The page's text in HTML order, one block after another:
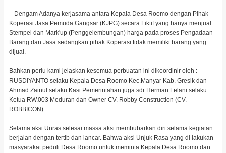
- Dengam Adanya kerjasama antara Kepala Desa Roomo dengan Pihak
Koperasi Jasa Pemuda Gangsar (KJPG) secara Fiktif yang hanya menjual
Stempel dan Mark'up (Penggelembungan) harga pada proses Pengadaan
Barang dan Jasa sedangkan pihak Koperasi tidak memiliki barang yang
dijual.
Bahkan perlu kami jelaskan kesemua perbuatan ini dikoordinir oleh : -
RUSDIYANTO selaku Kepala Desa Roomo Kec.Manyar Kab. Gresik dan
Ahmad Zainul selaku Kasi Pemerintahan juga sdr Herman Felani selaku
Ketua RW.003 Meduran dan Owner CV. Robby Construction (CV.
ROBBICON).
Selama aksi Unras selesai massa aksi membubarkan diri selama kegiatan
berjalan dengan tertib dan lancar. Bahwa aksi Unjuk Rasa yang di lakukan
masyarakat peduli Desa Roomo untuk meminta Kepala Desa Roomo dan